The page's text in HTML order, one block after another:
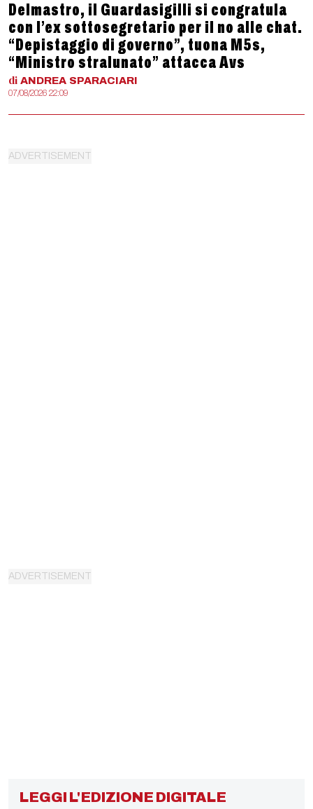
Delmastro, il Guardasigilli si congratula
con l’ex sottosegretario per il no alle chat.
“Depistaggio di governo”, tuona M5s,
“Ministro stralunato” attacca Avs
di ANDREA SPARACIARI
07/08/2026 22:09
LEGGI L'EDIZIONE DIGITALE